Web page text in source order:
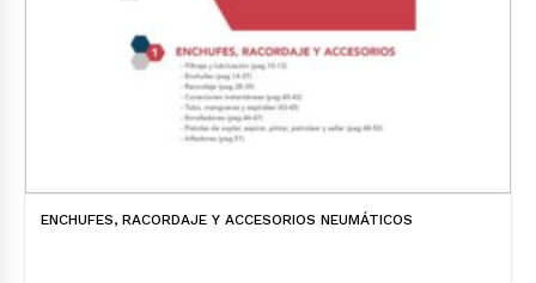
ENCHUFES, RACORDAJE Y ACCESORIOS NEUMÁTICOS